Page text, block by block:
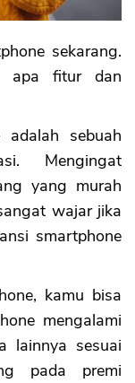
apa fitur dan
sebuah
Mengingat
yang murah
wajar jika
smartphone
kamu bisa
mengalami
lainnya sesuai
pada premi